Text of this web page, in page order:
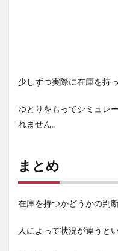
少しずつ実際に在庫を持
ゆとりをもってシミュレ
れません。
まとめ
在庫を持つかどうかの判
人によって状況が違うと